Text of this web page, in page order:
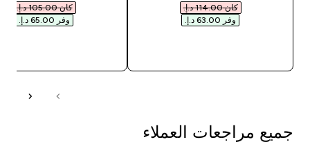
كان ‏114.00 د.إ.‏‎
وفر ‏63.00 د.إ.‏‎
كان ‏105.00 د.إ.‏‎
وفر ‏65.00 د.إ.‏‎
جميع مراجعات العملاء